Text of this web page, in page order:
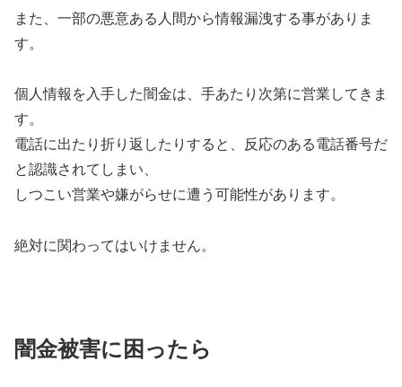
また、一部の悪意ある人間から情報漏洩する事がありま
す。
個人情報を入手した闇金は、手あたり次第に営業してきま
す。
電話に出たり折り返したりすると、反応のある電話番号だ
と認識されてしまい、
しつこい営業や嫌がらせに遭う可能性があります。
絶対に関わってはいけません。
闇金被害に困ったら